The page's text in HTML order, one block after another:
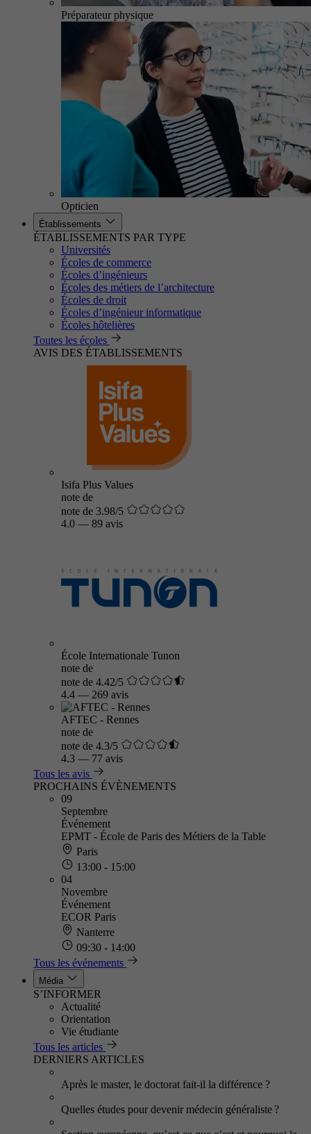
Préparateur physique
Opticien
Établissements
ÉTABLISSEMENTS PAR TYPE
Universités
Écoles de commerce
Écoles d’ingénieurs
Écoles des métiers de l’architecture
Écoles de droit
Écoles d’ingénieur informatique
Écoles hôtelières
Toutes les écoles
AVIS DES ÉTABLISSEMENTS
Isifa Plus Values
note de
note de 3.98/5
4.0 — 89 avis
École Internationale Tunon
note de
note de 4.42/5
4.4 — 269 avis
AFTEC - Rennes
note de
note de 4.3/5
4.3 — 77 avis
Tous les avis
PROCHAINS ÉVÈNEMENTS
09
Septembre
Événement
EPMT - École de Paris des Métiers de la Table
Paris
13:00 - 15:00
04
Novembre
Événement
ECOR Paris
Nanterre
09:30 - 14:00
Tous les événements
Média
S’INFORMER
Actualité
Orientation
Vie étudiante
Tous les articles
DERNIERS ARTICLES
Après le master, le doctorat fait-il la différence ?
Quelles études pour devenir médecin généraliste ?